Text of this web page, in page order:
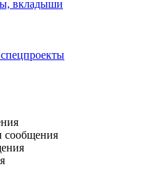
вкладыши
сообщения